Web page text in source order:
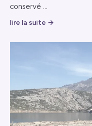
conservé …
lire la suite →